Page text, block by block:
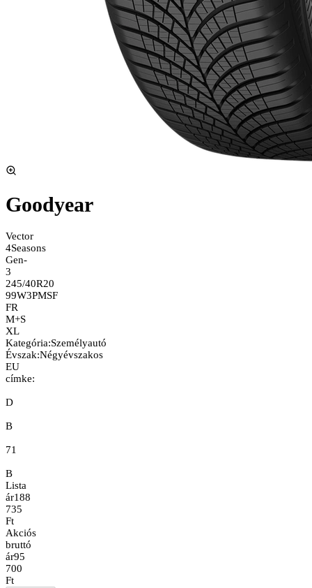
Goodyear
Vector
4Seasons
Gen-
3
245/40R20
99W3PMSF
FR
M+S
XL
Kategória:Személyautó
Évszak:Négyévszakos
EU
címke:
D
B
71
B
Lista
ár188
735
Ft
Akciós
bruttó
ár95
700
Ft